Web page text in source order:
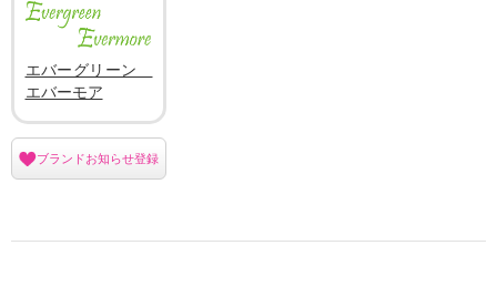
エバーグリーン
エバーモア
ブランドお知らせ登録